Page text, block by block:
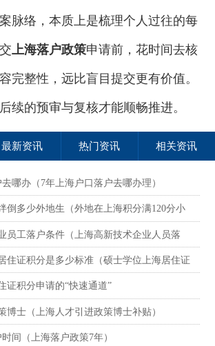
络，本质上是梳理个人过往的每
上海落户政策申请前，花时间去核
完整性，远比盲目提交更有价值。
续的预审与复核才能顺畅推进。
最新资讯 热门资讯 相关资讯
哪办（7年上海户口落户去哪办理）
倒多少外地生（外地在上海积分满120分小
吗）
员工落户条件（上海高新技术企业人员落
住证积分是多少标准（硕士学位上海居住证
证积分申请的“快速通道”
博士（上海人才引进政策博士补贴）
间（上海落户政策7年）